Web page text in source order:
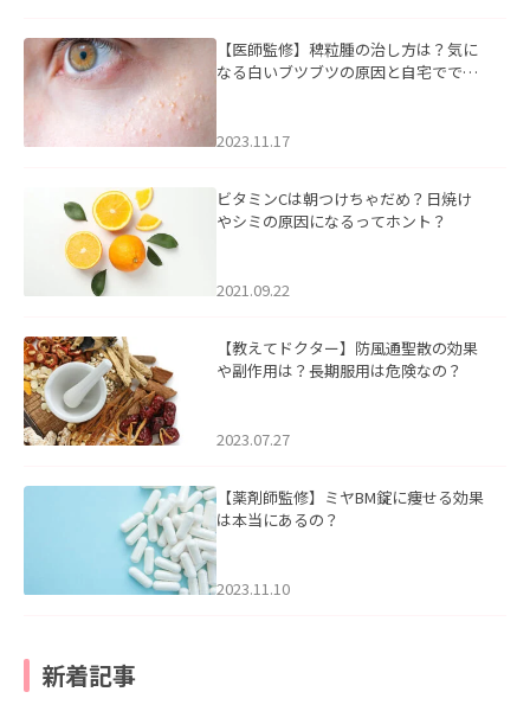
【医師監修】稗粒腫の治し方は？気に
なる白いブツブツの原因と自宅ででき
2023.11.17
ビタミンCは朝つけちゃだめ？日焼け
やシミの原因になるってホント？
2021.09.22
【教えてドクター】防風通聖散の効果
や副作用は？長期服用は危険なの？
2023.07.27
【薬剤師監修】ミヤBM錠に痩せる効果
は本当にあるの？
2023.11.10
新着記事